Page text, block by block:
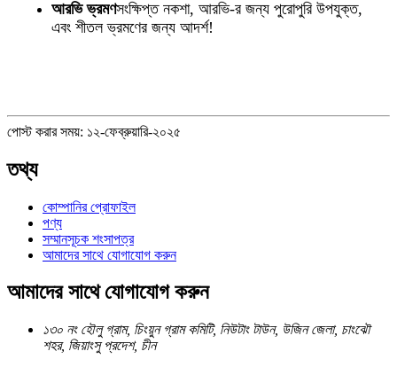
আরভি ভ্রমণসংক্ষিপ্ত নকশা, আরভি-র জন্য পুরোপুরি উপযুক্ত,
এবং শীতল ভ্রমণের জন্য আদর্শ!
পোস্ট করার সময়: ১২-ফেব্রুয়ারি-২০২৫
তথ্য
কোম্পানির প্রোফাইল
পণ্য
সম্মানসূচক শংসাপত্র
আমাদের সাথে যোগাযোগ করুন
আমাদের সাথে যোগাযোগ করুন
১৩০ নং হৌলু গ্রাম, চিংয়ুন গ্রাম কমিটি, নিউটাং টাউন, উজিন জেলা, চাংঝৌ
শহর, জিয়াংসু প্রদেশ, চীন